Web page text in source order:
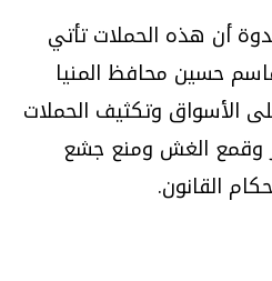
أن هذه الحملات تأتي
حسين محافظ المنيا
الأسواق وتكثيف الحملات
وقمع الغش ومنع جشع
القانون.